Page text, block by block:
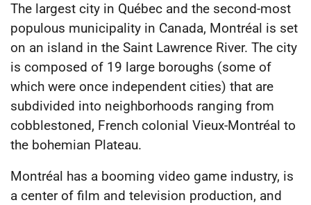
The largest city in Québec and the second-most
populous municipality in Canada, Montréal is set
on an island in the Saint Lawrence River. The city
is composed of 19 large boroughs (some of
which were once independent cities) that are
subdivided into neighborhoods ranging from
cobblestoned, French colonial Vieux-Montréal to
the bohemian Plateau.
Montréal has a booming video game industry, is
a center of film and television production, and